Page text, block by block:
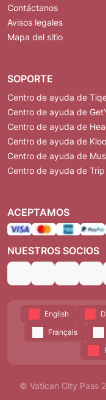
Contáctanos
Avisos legales
Mapa del sitio
SOPORTE
Centro de ayuda de
Centro de ayuda de
Centro de ayuda de
Centro de ayuda de
Centro de ayuda de
Centro de ayuda de Trip
ACEPTAMOS
NUESTROS SOCIOS
English
Français
© Vatican City Pass